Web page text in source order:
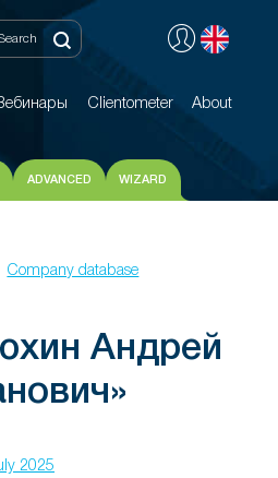
Вебинары Clientometer About
Clientometer About
ADVANCED WIZARD
Company database
Андрей
2025